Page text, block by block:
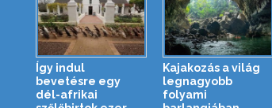
Így indul
bevetésre egy
dél-afrikai
Kajakozás a világ
legnagyobb
folyami